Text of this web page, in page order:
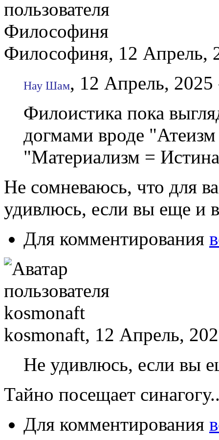
Философиня, 12 Апрель,
Нау Шам, 12 Апрель,
Филоистика пока
догмами вроде
"Материализм =
Не сомневаюсь, что для
удивлюсь, если вы еще и
Для комментирования
kosmonaft, 12 Апрель,
Не удивлюсь, если вы
Тайно посещает
Для комментирования